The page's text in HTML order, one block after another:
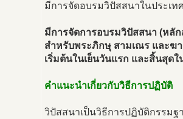
มีการจัดอบรมวิปัสสนาในประเท
มีการจัดการอบรมวิปัสสนา (หลั
สำหรับพระภิกษุ สามเณร และฆา
เริ่มต้นในเย็นวันแรก และสิ้นสุด
คำแนะนำเกี่ยวกับวิธีการปฏิบัติ
วิปัสสนาเป็นวิธีการปฏิบัติกรรม